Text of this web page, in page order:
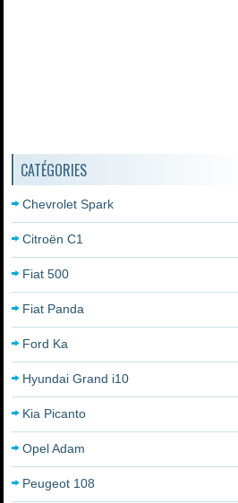
CATÉGORIES
Chevrolet Spark
Citroën C1
Fiat 500
Fiat Panda
Ford Ka
Hyundai Grand i10
Kia Picanto
Opel Adam
Peugeot 108